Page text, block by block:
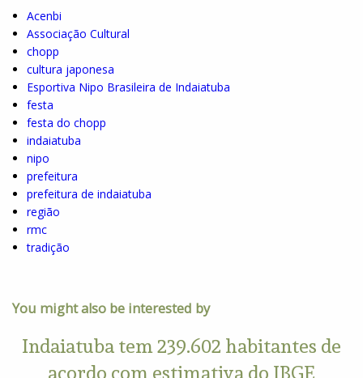
Acenbi
Associação Cultural
chopp
cultura japonesa
Esportiva Nipo Brasileira de Indaiatuba
festa
festa do chopp
indaiatuba
nipo
prefeitura
prefeitura de indaiatuba
região
rmc
tradição
You might also be interested by
Indaiatuba tem 239.602 habitantes de